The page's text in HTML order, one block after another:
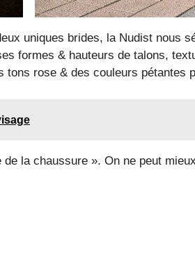
uniques brides, la Nudist nous
formes & hauteurs de talons,
rose & des couleurs pétantes
la chaussure ». On ne peut